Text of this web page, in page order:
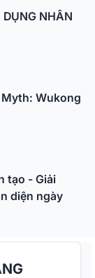
DỤNG NHÂN
Wukong
tạo - Giải
diện ngày